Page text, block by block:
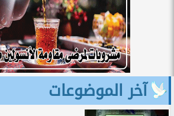
آخر الموضوعات